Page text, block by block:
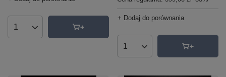
Ilość produktów
+ Dodaj do porównania
Ilość produktów